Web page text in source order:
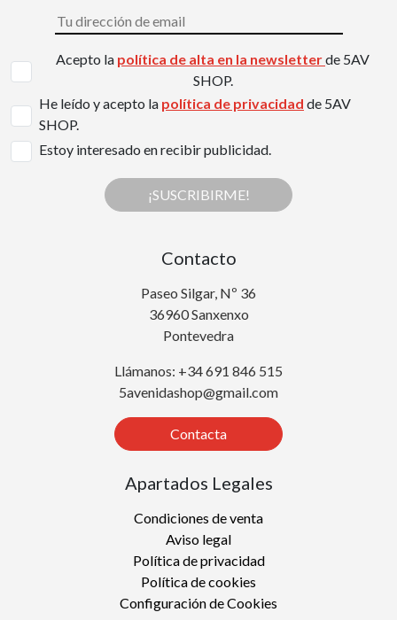
Acepto la política de alta en la newsletterde 5AV
SHOP.
He leído y acepto la política de privacidad de 5AV
SHOP.
Estoy interesado en recibir publicidad.
¡SUSCRIBIRME!
Contacto
Paseo Silgar, Nº 36
36960 Sanxenxo
Pontevedra
Llámanos: +34 691 846 515
5avenidashop@gmail.com
Contacta
Apartados Legales
Condiciones de venta
Aviso legal
Política de privacidad
Política de cookies
Configuración de Cookies